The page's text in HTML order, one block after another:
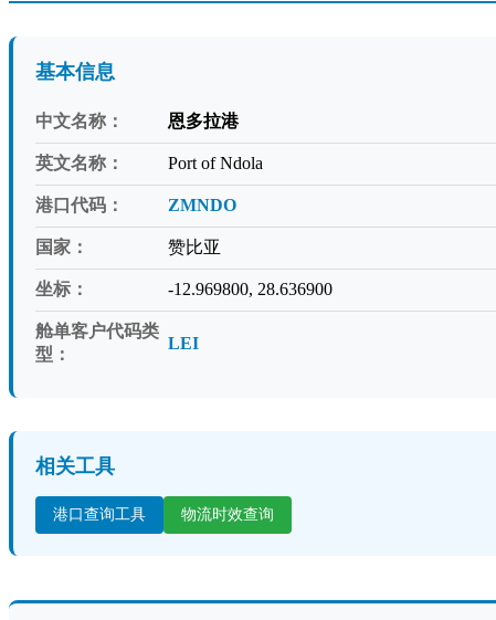
基本信息
中文名称： 恩多拉港
英文名称： Port of Ndola
港口代码： ZMNDO
国家： 赞比亚
坐标： -12.969800, 28.636900
舱单客户代码类
型：
LEI
相关工具
港口查询工具 物流时效查询